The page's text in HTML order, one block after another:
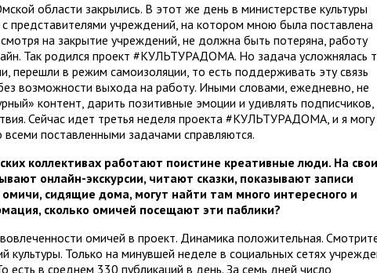
области закрылись. В этот же день в министерстве культуры
представителями учреждений, на котором мною была поставлена
на закрытие учреждений, не должна быть потеряна, работу
Так родился проект #КУЛЬТУРАДОМА. Но задача усложнялась
перешли в режим самоизоляции, то есть поддерживать эту связь
возможности выхода на работу. Иными словами, ежедневно, не
контент, дарить позитивные эмоции и удивлять подписчиков,
Сейчас идет третья неделя проекта #КУЛЬТУРАДОМА, и я могу
всеми поставленными задачами справляются.
коллективах работают поистине креативные люди. На
онлайн-экскурсии, читают сказки, показывают записи
сидящие дома, могут найти там много интересного и
сколько омичей посещают эти паблики?
омичей в проект. Динамика положительная.
культуры. Только на минувшей неделе в социальных сетях
есть в среднем 330 публикаций в день. За семь дней число